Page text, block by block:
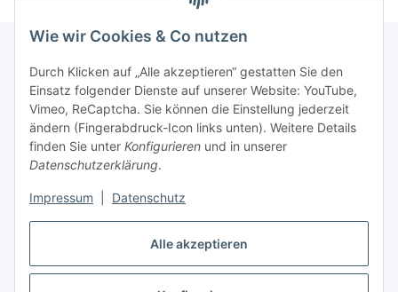
Alle akzeptieren
Wie wir Cookies & Co nutzen
Durch Klicken auf „Alle akzeptieren“ gestatten Sie den
Einsatz folgender Dienste auf unserer Website: YouTube,
Vimeo, ReCaptcha. Sie können die Einstellung jederzeit
ändern (Fingerabdruck-Icon links unten). Weitere Details
finden Sie unter Konfigurieren und in unserer
Datenschutzerklärung.
Impressum Datenschutz
Informationen
Unsere Spezialshops